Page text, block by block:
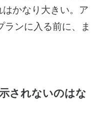
かなり大きい。ア
ンに入る前に、ま
されないのはな